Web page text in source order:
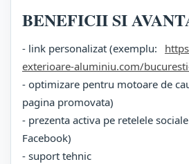
BENEFICII SI
- link personalizat (exemplu:
exterioare-aluminiu.com/
- optimizare pentru motoare de
pagina promovata)
- prezenta activa pe retelele
Facebook)
- suport tehnic